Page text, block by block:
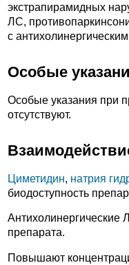
экстрапирамидных
ЛС,
с
Особые
Особые указания при
отсутствуют.
Циметидин, натрия
биодоступность
Антихолинергические
препарата.
Повышают